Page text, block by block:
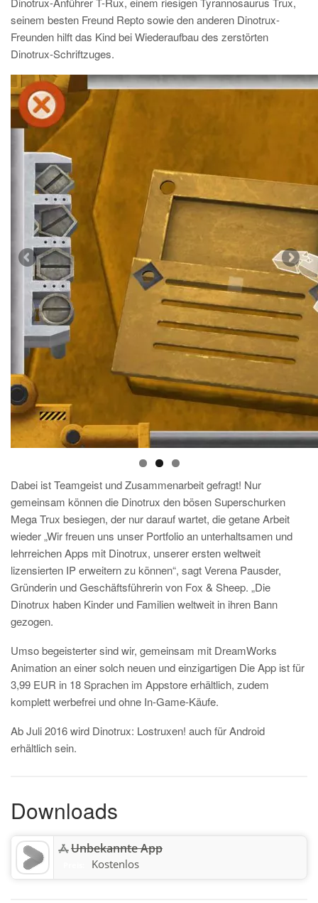
seinem besten Freund Repto sowie den anderen Dinotrux-
Freunden hilft das Kind bei Wiederaufbau des zerstörten
Dinotrux-Schriftzuges.
Dabei ist Teamgeist und Zusammenarbeit gefragt! Nur
gemeinsam können die Dinotrux den bösen Superschurken
Mega Trux besiegen, der nur darauf wartet, die getane Arbeit
wieder „Wir freuen uns unser Portfolio an unterhaltsamen und
lehrreichen Apps mit Dinotrux, unserer ersten weltweit
lizensierten IP erweitern zu können“, sagt Verena Pausder,
Gründerin und Geschäftsführerin von Fox & Sheep. „Die
Dinotrux haben Kinder und Familien weltweit in ihren Bann
gezogen.
Umso begeisterter sind wir, gemeinsam mit DreamWorks
Animation an einer solch neuen und einzigartigen Die App ist für
3,99 EUR in 18 Sprachen im Appstore erhältlich, zudem
komplett werbefrei und ohne In-Game-Käufe.
Ab Juli 2016 wird Dinotrux: Lostruxen! auch für Android
erhältlich sein.
Downloads
Unbekannte App
Kostenlos